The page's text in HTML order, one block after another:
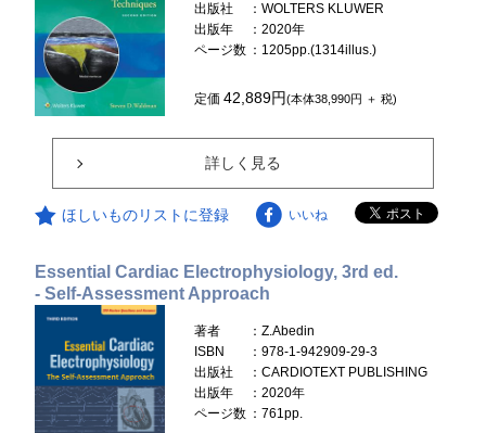
出版社
：WOLTERS KLUWER
出版年
：2020年
ページ数 ：1205pp.(1314illus.)
定価42,889円(本体38,990円 ＋ 税)
詳しく見る
ほしいものリストに登録 いいね
Essential Cardiac Electrophysiology, 3rd ed.
- Self-Assessment Approach
著者
：Z.Abedin
ISBN
：978-1-942909-29-3
出版社
：CARDIOTEXT PUBLISHING
出版年
：2020年
ページ数 ：761pp.